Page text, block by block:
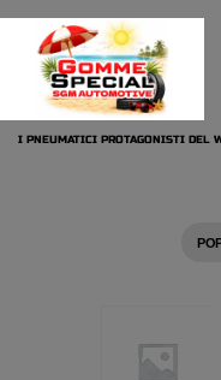
I PNEUMATICI PROTAGONISTI DEL